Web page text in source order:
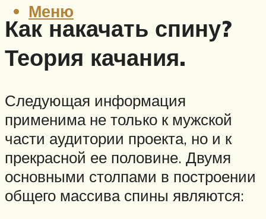
Меню
Как накачать спину?
Теория качания.
Следующая информация
применима не только к мужской
части аудитории проекта, но и к
прекрасной ее половине. Двумя
основными столпами в построении
общего массива спины являются: